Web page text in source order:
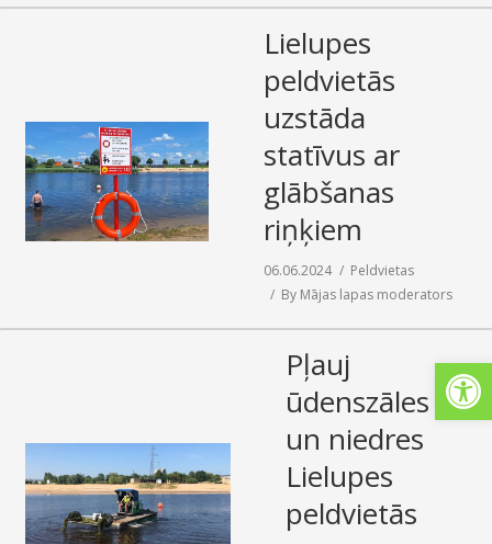
Lielupes
peldvietās
uzstāda
statīvus ar
glābšanas
riņķiem
06.06.2024
Peldvietas
By Mājas lapas moderators
Pļauj
ūdenszāles
un niedres
Lielupes
peldvietās